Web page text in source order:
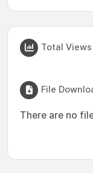
Total
File
There are no